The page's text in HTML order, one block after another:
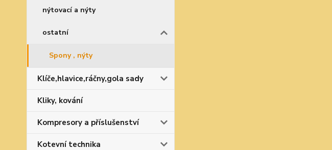
nýtovací a nýty
ostatní
Spony , nýty
Klíče,hlavice,ráčny,gola sady
Kliky, kování
Kompresory a příslušenství
Kotevní technika